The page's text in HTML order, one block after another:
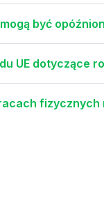
być
UE dotyczące
fizycznych